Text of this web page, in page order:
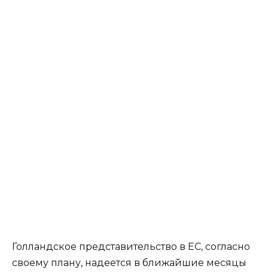
Голландское представительство в ЕС, согласно
своему плану, надеется в ближайшие месяцы